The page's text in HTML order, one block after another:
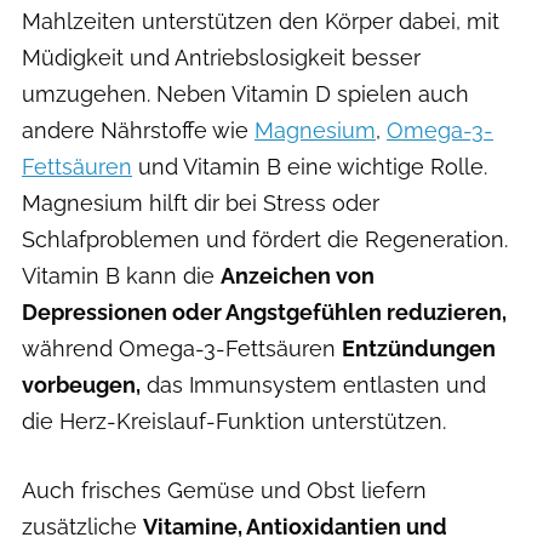
Mahlzeiten unterstützen den Körper dabei, mit
Müdigkeit und Antriebslosigkeit besser
umzugehen. Neben Vitamin D spielen auch
andere Nährstoffe wie Magnesium, Omega-3-
Fettsäuren und Vitamin B eine wichtige Rolle.
Magnesium hilft dir bei Stress oder
Schlafproblemen und fördert die Regeneration.
Vitamin B kann die Anzeichen von
Depressionen oder Angstgefühlen reduzieren,
während Omega-3-Fettsäuren Entzündungen
vorbeugen, das Immunsystem entlasten und
die Herz-Kreislauf-Funktion unterstützen.
Auch frisches Gemüse und Obst liefern
zusätzliche Vitamine, Antioxidantien und